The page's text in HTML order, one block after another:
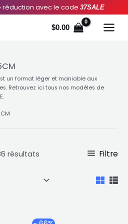
réduction avec le code 37SALE
$0.00
un format léger et maniable aux
Retrouvez ici tous nos modèles de
résultats
Trié
popularité
Filtre
Plage